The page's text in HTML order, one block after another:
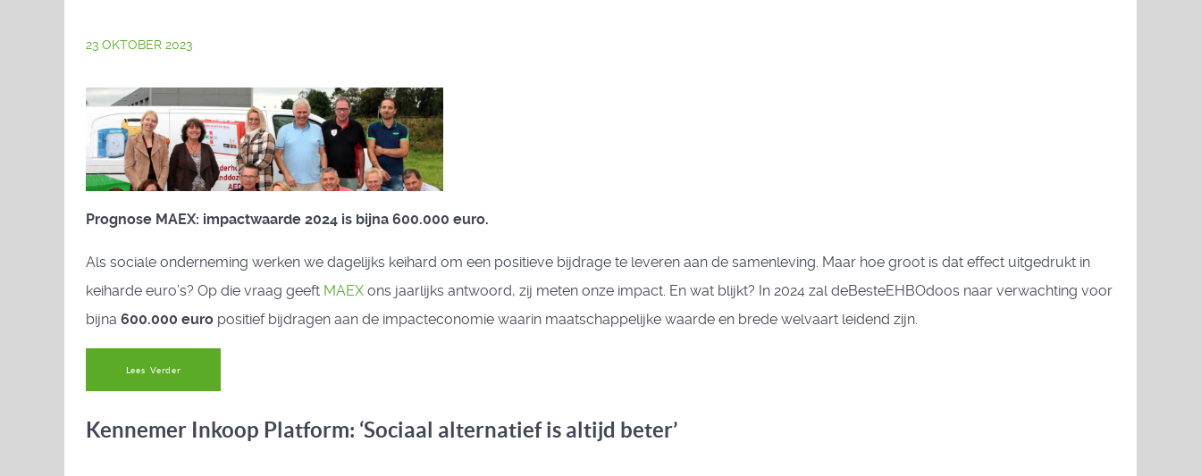
23 OKTOBER 2023
Prognose MAEX: impactwaarde 2024 is bijna 600.000 euro.
Als sociale onderneming werken we dagelijks keihard om een positieve bijdrage te leveren aan de samenleving. Maar hoe groot is dat effect uitgedrukt in
keiharde euro’s? Op die vraag geeft MAEX ons jaarlijks antwoord, zij meten onze impact. En wat blijkt? In 2024 zal deBesteEHBOdoos naar verwachting voor
bijna 600.000 euro positief bijdragen aan de impacteconomie waarin maatschappelijke waarde en brede welvaart leidend zijn.
Lees Verder
Kennemer Inkoop Platform: ‘Sociaal alternatief is altijd beter’